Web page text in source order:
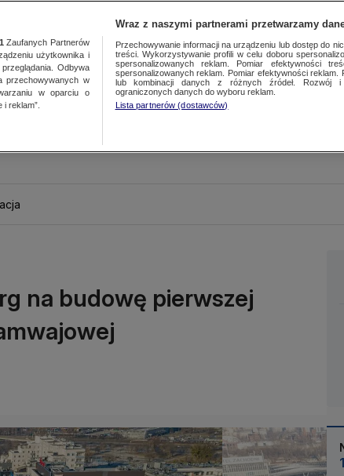
na budowę pierwszej
Zaufanych Partnerów
użytkownika i
Odbywa
przechowywanych w
w oparciu o
reklam”.
Wraz z naszymi partnerami przetwarzamy
Przechowywanie informacji na urządzeniu lub dostęp do
treści. Wykorzystywanie profili w celu doboru
spersonalizowanych reklam. Pomiar efektywności
spersonalizowanych reklam. Pomiar efektywności
lub kombinacji danych z różnych źródeł. Rozwój i
ograniczonych danych do wyboru reklam.
Lista partnerów (dostawców)